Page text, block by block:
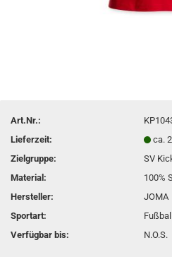
Art.Nr.:
Lieferzeit:
ca.
Zielgruppe:
SV
Material:
100%
Hersteller:
JOMA
Sportart:
Verfügbar bis:
N.O.S.